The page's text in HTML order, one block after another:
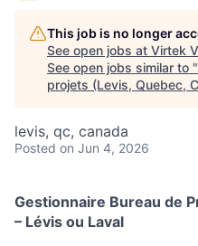
This job is no longer
See open jobs at Virtek
See open jobs similar to "
projets (Levis, Quebec,
levis, qc, canada
Posted on Jun 4, 2026
Gestionnaire Bureau de
– Lévis ou Laval